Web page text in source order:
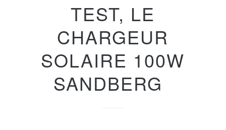
TEST, LE
CHARGEUR
SOLAIRE 100W
SANDBERG